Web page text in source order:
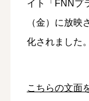
イト「FNNプ
（金）に放
化されました。
こちらの文面